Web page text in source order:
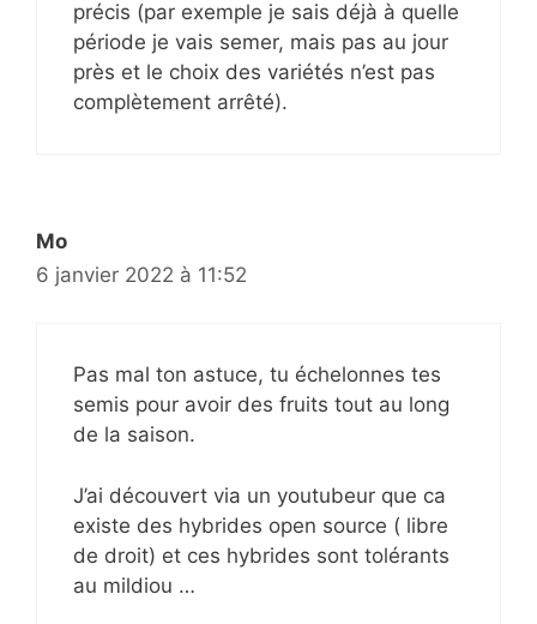
précis (par exemple je sais déjà à quelle
période je vais semer, mais pas au jour
près et le choix des variétés n’est pas
complètement arrêté).
Mo
6 janvier 2022 à 11:52
Pas mal ton astuce, tu échelonnes tes
semis pour avoir des fruits tout au long
de la saison.
J’ai découvert via un youtubeur que ca
existe des hybrides open source ( libre
de droit) et ces hybrides sont tolérants
au mildiou …